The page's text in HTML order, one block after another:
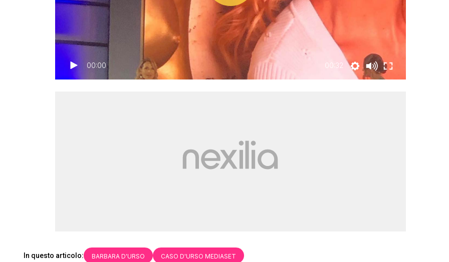
00:00 00:32
In questo articolo: BARBARA D'URSO CASO D'URSO MEDIASET